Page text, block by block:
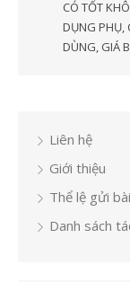
viết
CÓ TỐT
DỤNG PHỤ,
DÙNG, GIÁ
Liên hệ
Giới thiệu
Thể lệ gửi bài
Danh sách